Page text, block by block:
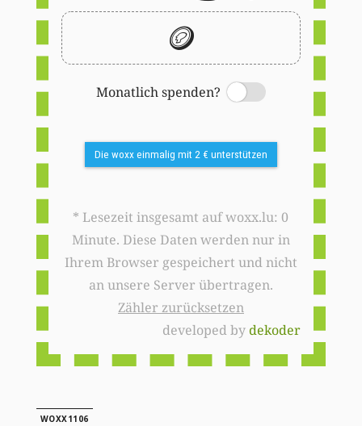
🪙
Monatlich spenden?
Switch
Die woxx einmalig mit 2 € unterstützen
* Lesezeit insgesamt auf woxx.lu: 0
Minute. Diese Daten werden nur in
Ihrem Browser gespeichert und nicht
an unsere Server übertragen.
Zähler zurücksetzen
developed bydekoder
WOXX1106